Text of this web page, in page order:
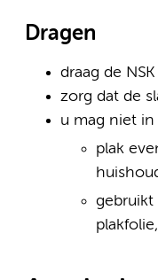
Dragen
draag de
zorg dat de
u mag niet
plak
gebruikt